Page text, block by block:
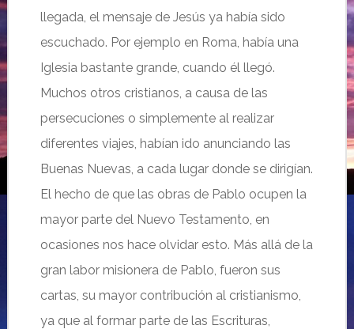
llegada, el mensaje de Jesús ya había sido
escuchado. Por ejemplo en Roma, había una
Iglesia bastante grande, cuando él llegó.
Muchos otros cristianos, a causa de las
persecuciones o simplemente al realizar
diferentes viajes, habían ido anunciando las
Buenas Nuevas, a cada lugar donde se dirigían.
El hecho de que las obras de Pablo ocupen la
mayor parte del Nuevo Testamento, en
ocasiones nos hace olvidar esto. Más allá de la
gran labor misionera de Pablo, fueron sus
cartas, su mayor contribución al cristianismo,
ya que al formar parte de las Escrituras,